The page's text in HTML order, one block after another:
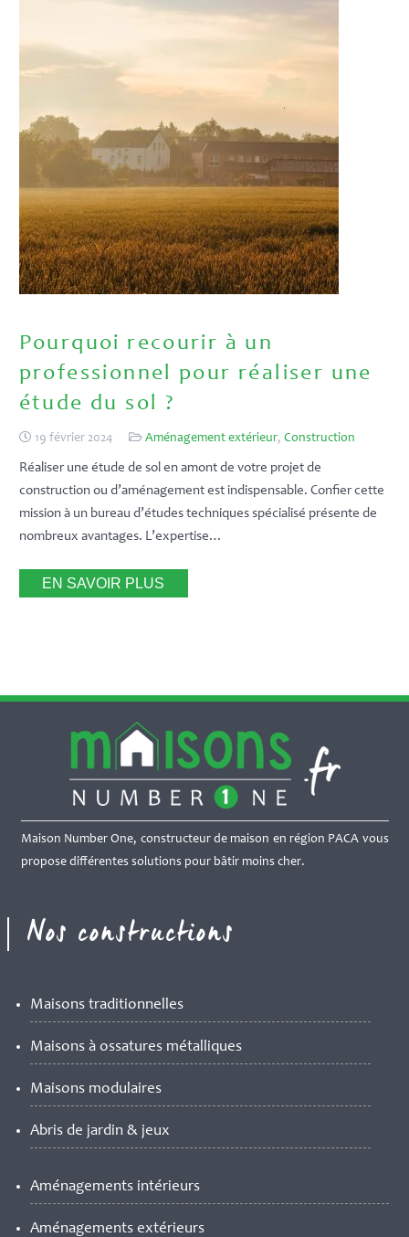
Pourquoi recourir à un
professionnel pour réaliser une
étude du sol ?
19 février 2024 Aménagement extérieur, Construction
Réaliser une étude de sol en amont de votre projet de
construction ou d’aménagement est indispensable. Confier cette
mission à un bureau d’études techniques spécialisé présente de
nombreux avantages. L’expertise…
EN SAVOIR PLUS
Maison Number One, constructeur de maison en région PACA vous
propose différentes solutions pour bâtir moins cher.
Nos constructions
Maisons traditionnelles
Maisons à ossatures métalliques
Maisons modulaires
Abris de jardin & jeux
Aménagements intérieurs
Aménagements extérieurs